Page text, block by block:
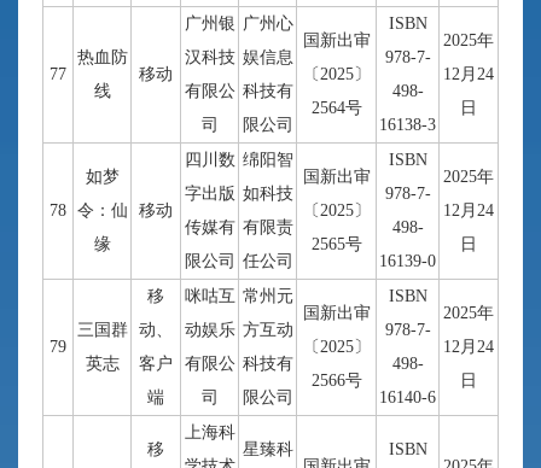
77
热血防
线
移动
广州银
汉科技
有限公
司
广州心
娱信息
科技有
限公司
国新出审
〔2025〕
2564号
ISBN
978-7-
498-
16138-3
2025年
12月24
日
78
如梦
令：仙
缘
移动
四川数
字出版
传媒有
限公司
绵阳智
如科技
有限责
任公司
国新出审
〔2025〕
2565号
ISBN
978-7-
498-
16139-0
2025年
12月24
日
79
三国群
英志
移
动、
客户
端
咪咕互
动娱乐
有限公
司
常州元
方互动
科技有
限公司
国新出审
〔2025〕
2566号
ISBN
978-7-
498-
16140-6
2025年
12月24
日
移
上海科
星臻科
ISBN